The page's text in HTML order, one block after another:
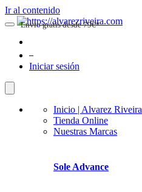
Ir al contenido
Iniciar sesión
Inicio | Alvarez Riveira
Tienda Online
Nuestras Marcas
Sole Advance
Envio gratis desde 79€*